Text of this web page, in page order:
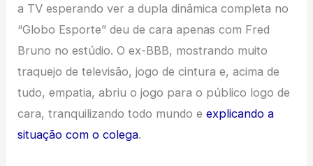
a TV esperando ver a dupla dinâmica completa no
“Globo Esporte” deu de cara apenas com Fred
Bruno no estúdio. O ex-BBB, mostrando muito
traquejo de televisão, jogo de cintura e, acima de
tudo, empatia, abriu o jogo para o público logo de
cara, tranquilizando todo mundo eexplicando a
situação com o colega.